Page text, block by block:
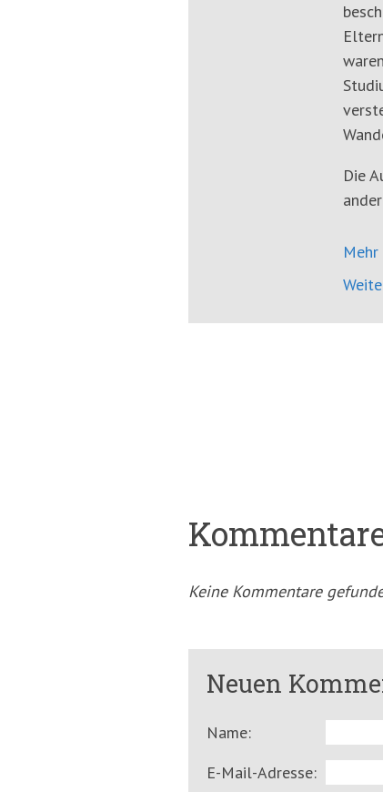
Die
Keine Kommentare
Neuen
Name:
E-Mail-Adresse: